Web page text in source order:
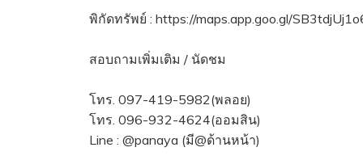
พิกัดทรัพย์ : https://maps.app.goo.gl/
สอบถามเพิ่มเติม / นัดชม
โทร. 097-419-5982(พลอย)
โทร. 096-932-4624(ออมสิน)
Line : @panaya (มี@ด้านหน้า)